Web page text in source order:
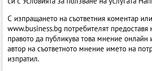
С изпращането на съответния коментар
www.business.bg потребителят предоставя
правото да публикува това мнение онлайн
автор на съответното мнение името на
изпратил.